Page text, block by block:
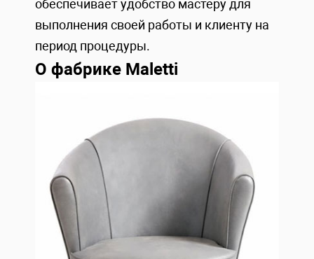
обеспечивает удобство мастеру для
выполнения своей работы и клиенту на
период процедуры.
О фабрике Maletti